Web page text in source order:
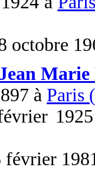
octobre
Marie
à Paris
février